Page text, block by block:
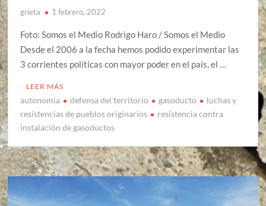
grieta 1 febrero, 2022
Foto: Somos el Medio Rodrigo Haro / Somos el Medio
Desde el 2006 a la fecha hemos podido experimentar las
3 corrientes políticas con mayor poder en el país, el …
LEER MÁS
autonomia defensa del territorio gasoducto
luchas y
resistencias de pueblos originarios
resistencia contra
instalación de gasoductos